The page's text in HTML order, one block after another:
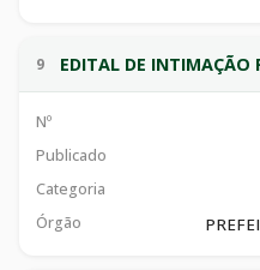
9 EDITAL DE INTIMAÇÃO
Nº
Publicado
Categoria
Órgão